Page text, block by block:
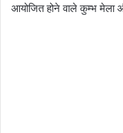
आयोजित होने वाले कुम्भ मेला